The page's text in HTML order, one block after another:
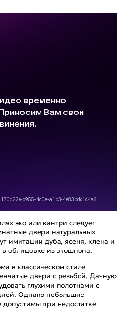
эко или кантри следует
двери натуральных
имитации дуба, ясеня, клена и
облицовке из экошпона.
в классическом стиле
двери с резьбой. Дачную
глухими полотнами с
Однако небольшие
допустимы при недостатке